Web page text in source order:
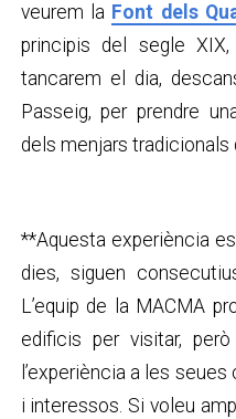
veurem la Font dels
principis del segle
tancarem el dia,
Passeig, per prendre
dels menjars tradicionals
**Aquesta experiència
dies, siguen
L’equip de la MACMA
edificis per visitar,
l’experiència a les
i interessos. Si voleu